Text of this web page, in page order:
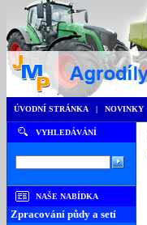
ÚVODNÍ STRÁNKA | NOVINKY
VYHLEDÁVÁNÍ
NAŠE NABÍDKA
Zpracování půdy a setí